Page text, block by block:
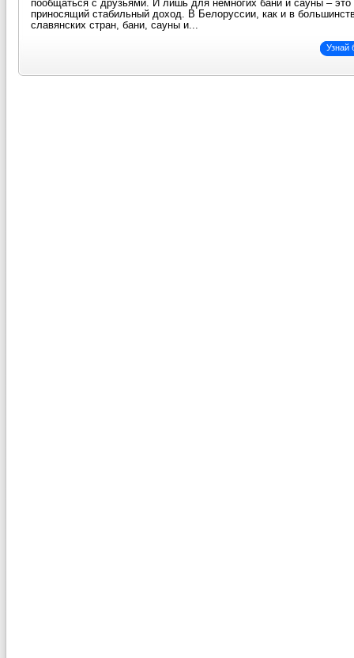
пообщаться с друзьями. И лишь для немногих бани и сауны – это
приносящий стабильный доход. В Белоруссии, как и в
славянских стран, бани, сауны и...
Узнай